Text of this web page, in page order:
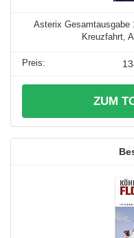
Asterix Gesamtausgabe
Kreuzfahrt,
ZUM